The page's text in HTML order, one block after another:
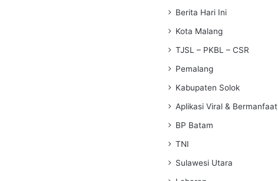
Berita Hari Ini
Kota Malang
TJSL – PKBL – CSR
Pemalang
Kabupaten Solok
Aplikasi Viral & Bermanfaat
BP Batam
TNI
Sulawesi Utara